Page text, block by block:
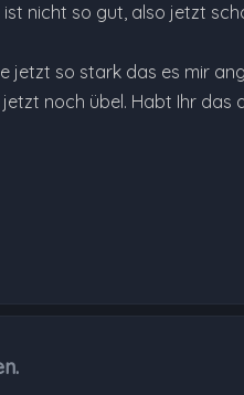
nicht so gut, also jetzt
jetzt so stark das es mir
noch übel. Habt Ihr das